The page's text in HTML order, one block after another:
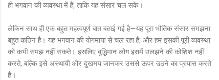
ही भगवान की व्यवस्था में हैं, ताकि यह संसार चल सके।
लेकिन साथ ही एक बहुत महत्वपूर्ण बात बताई गई है—यह पूरा भौतिक संसार समझना
बहुत कठिन है। यह भगवान की योगमाया से चल रहा है, और हम इसकी पूरी व्यवस्था
को कभी समझ नहीं सकते। इसलिए बुद्धिमान लोग इसमें उलझने की कोशिश नहीं
करते, बल्कि इसे अस्थायी और दुखमय जानकर उससे ऊपर उठने का प्रयास करते
हैं।